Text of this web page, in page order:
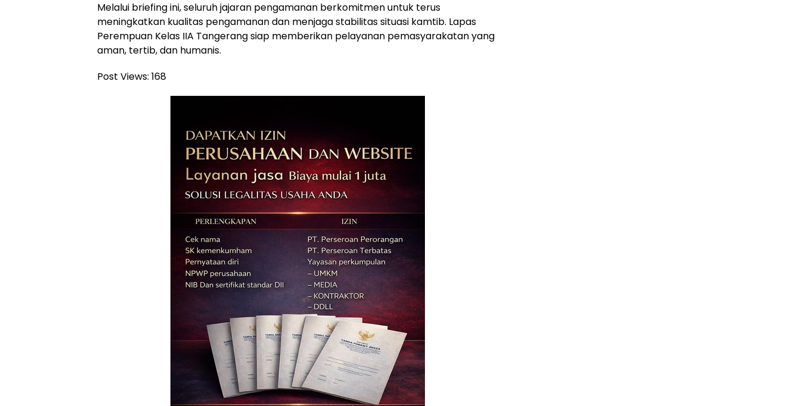
Melalui briefing ini, seluruh jajaran pengamanan berkomitmen untuk terus
meningkatkan kualitas pengamanan dan menjaga stabilitas situasi kamtib. Lapas
Perempuan Kelas IIA Tangerang siap memberikan pelayanan pemasyarakatan yang
aman, tertib, dan humanis.
Post Views: 168